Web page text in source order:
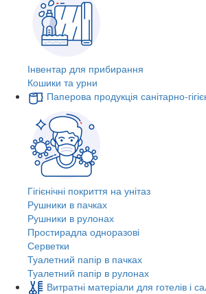
Інвентар для прибирання
Кошики та урни
Паперова продукція санітарно-
Гігієнічні покриття на унітаз
Рушники в пачках
Рушники в рулонах
Простирадла одноразові
Серветки
Туалетний папір в пачках
Туалетний папір в рулонах
Витратні матеріали для готелів і